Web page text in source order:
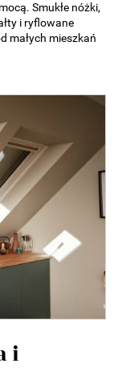
Smukłe nóżki,
i ryflowane
małych mieszkań
i